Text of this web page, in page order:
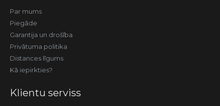
Par mums
Piegāde
Garantija un drošība
Privātuma politika
Distances līgums
Kā iepirkties?
Klientu serviss